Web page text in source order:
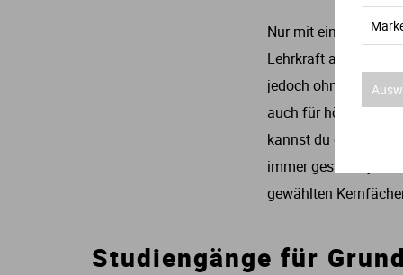
Nur mit einem
Lehrkraft an einer
jedoch ohne
auch für höhere
kannst du direkt
immer gesucht,
gewählten
Studiengänge für